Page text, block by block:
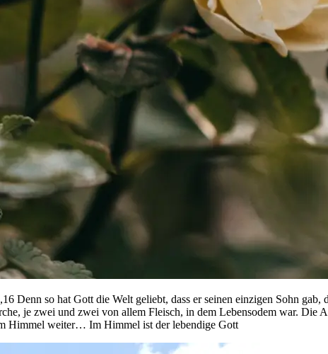
Denn so hat Gott die Welt geliebt, dass er seinen einzigen Sohn
je zwei und zwei von allem Fleisch, in dem Lebensodem war. Die
Himmel weiter… Im Himmel ist der lebendige Gott